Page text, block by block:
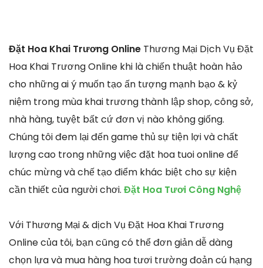
Đặt Hoa Khai Trương Online Thương Mại Dịch Vụ Đặt
Hoa Khai Trương Online khi là chiến thuật hoàn hảo
cho những ai ý muốn tạo ấn tượng mạnh bạo & kỷ
niệm trong mùa khai trương thành lập shop, công sở,
nhà hàng, tuyệt bất cứ đơn vị nào không giống.
Chúng tôi đem lại đến game thủ sự tiện lợi và chất
lượng cao trong những việc đặt hoa tuoi online để
chúc mừng và chế tạo điểm khác biệt cho sự kiện
cần thiết của người chơi. Đặt Hoa Tươi Công Nghệ
Với Thương Mại & dịch Vụ Đặt Hoa Khai Trương
Online của tôi, bạn cũng có thể đơn giản dễ dàng
chọn lựa và mua hàng hoa tươi trường đoản cú hạng